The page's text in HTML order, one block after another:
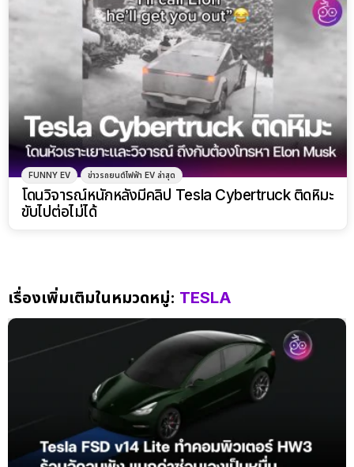
FUNNY EV ข่าวรถยนต์ไฟฟ้า EV ล่าสุด
โดนวิจารณ์หนักหลังมีคลิป Tesla Cybertruck ติดหิมะ
ขับไปต่อไม่ได้
เรื่องเพิ่มเติมในหมวดหมู่: TESLA